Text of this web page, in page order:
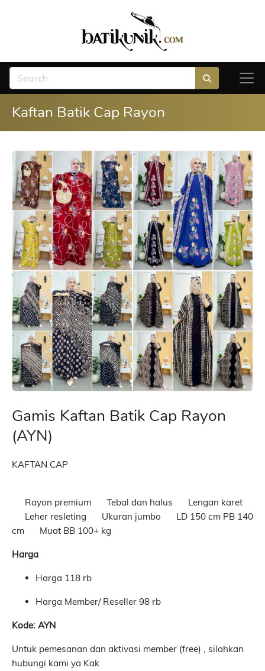
Kaftan Batik Cap Rayon
Gamis Kaftan Batik Cap Rayon
(AYN)
KAFTAN CAP
Rayon premium Tebal dan halus
Lengan karet
Leher resleting
Ukuran jumbo
LD 150 cm PB 140
cm
Muat BB 100+ kg
Harga
Harga 118 rb
Harga Member/ Reseller 98 rb
Kode: AYN
Untuk pemesanan dan aktivasi member (free) , silahkan
hubungi kami ya Kak